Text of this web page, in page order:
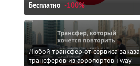
Бесплатно -100%
Любой трансфер от сервиса заказа
трансферов из аэропортов i'way